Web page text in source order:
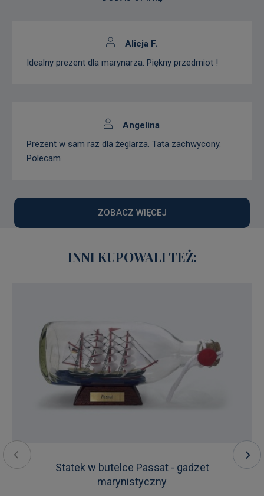
Alicja F.
Idealny prezent dla marynarza. Piękny przedmiot !
Angelina
Prezent w sam raz dla żeglarza. Tata zachwycony.
Polecam
ZOBACZ WIĘCEJ
INNI KUPOWALI TEŻ:
Statek w butelce Passat - gadzet
marynistyczny